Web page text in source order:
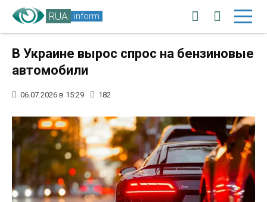
RUA inform
В Украине вырос спрос на бензиновые
автомобили
06.07.2026 в 15:29 182